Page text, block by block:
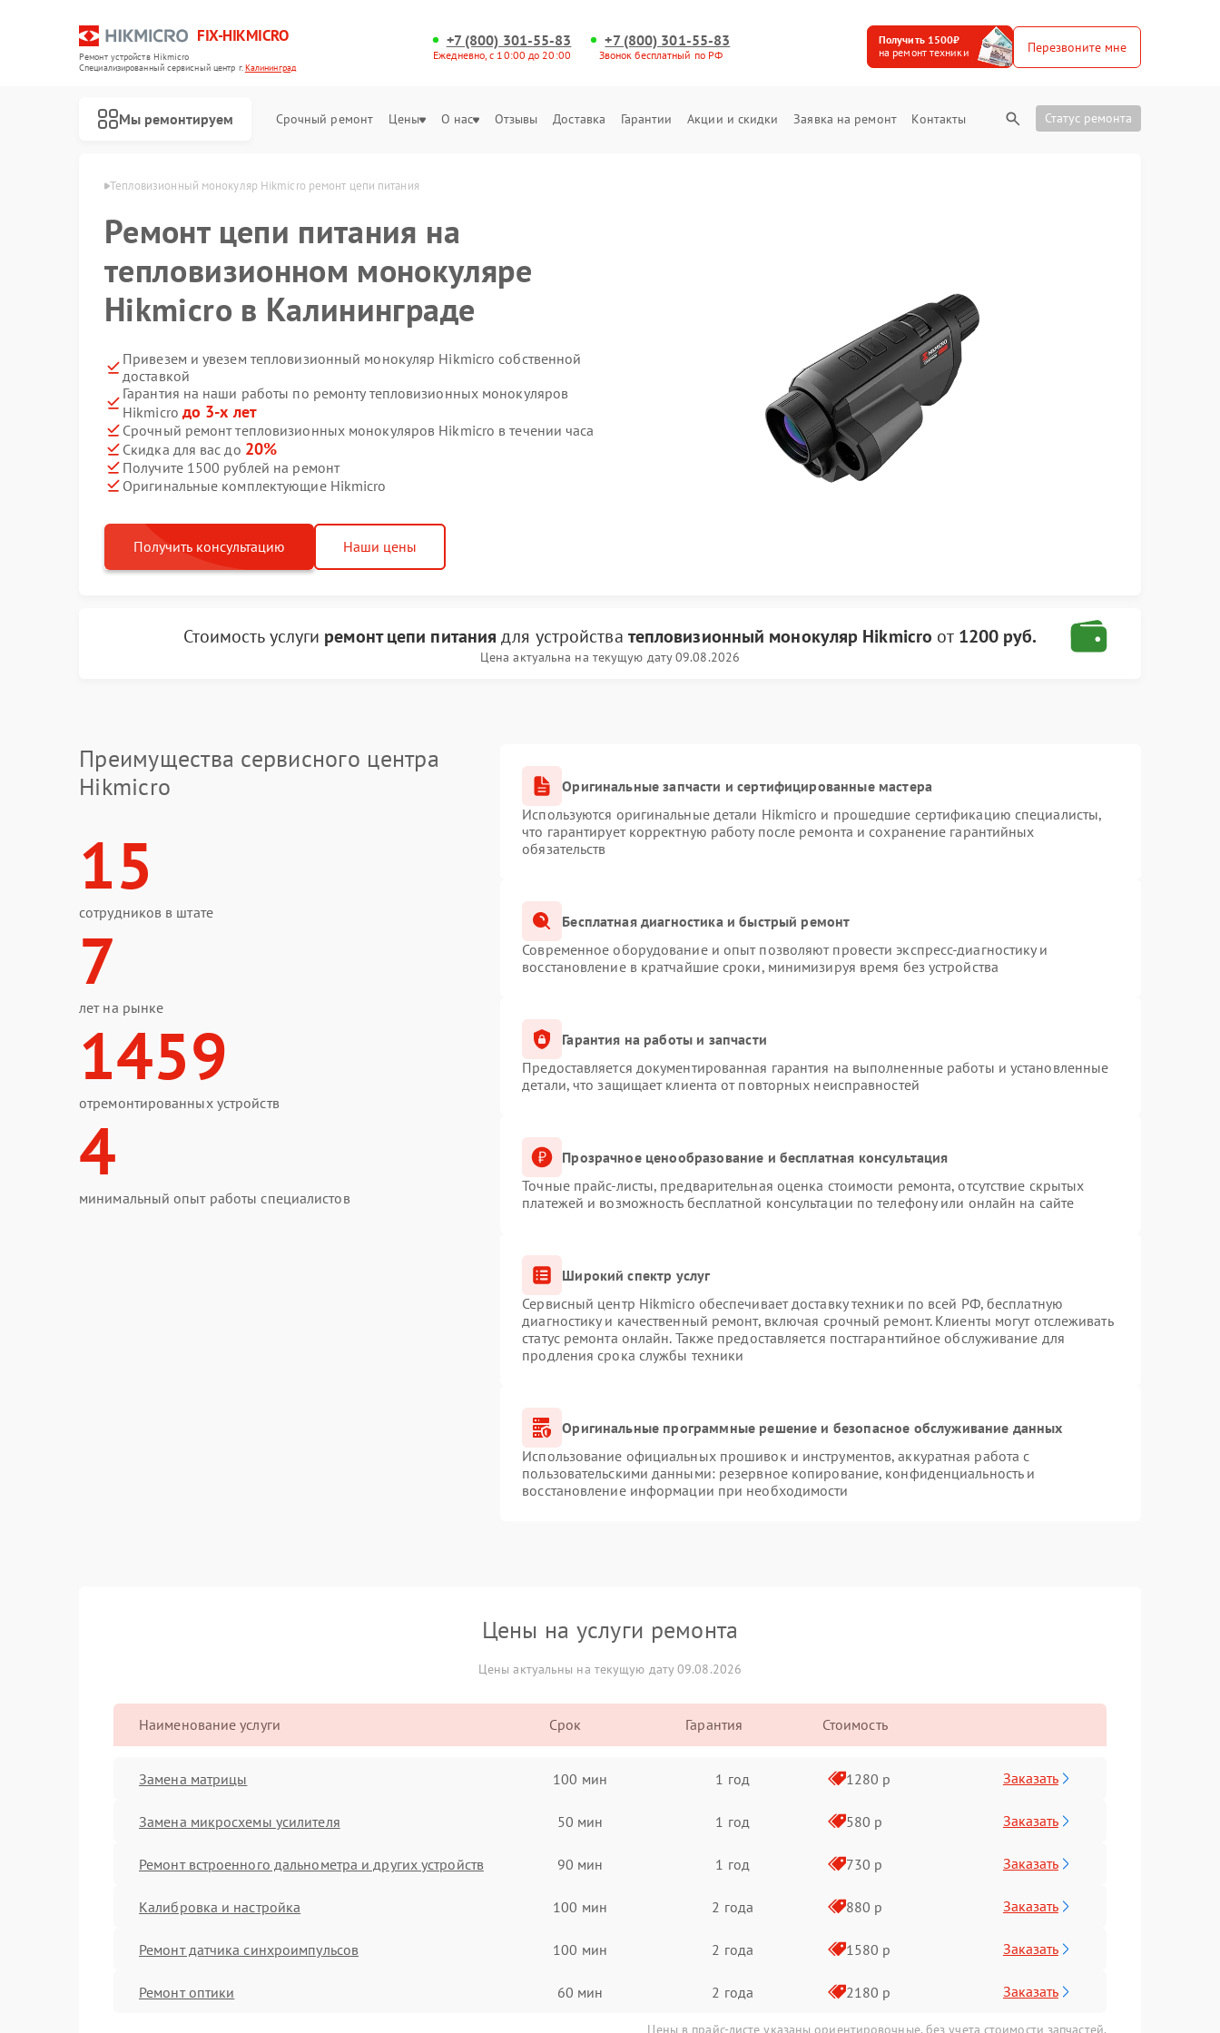
FIX-HIKMICRO
Ремонт устройств Hikmicro
Специализированный cервисный центр г.Калининград
+7 (800) 301-55-83
Ежедневно, с 10:00 до 20:00
+7 (800) 301-55-83
Звонок бесплатный по РФ
Получить 1500₽
на ремонт техники
Перезвоните мне
Мы ремонтируем Срочный ремонт Цены О нас Отзывы Доставка Гарантии Акции и скидки Заявка на ремонт Контакты Статус ремонта
в Калининграде Тепловизионный монокуляр Hikmicro ремонт цепи питания
Ремонт цепи питания на
тепловизионном монокуляре
Hikmicro в Калининграде
Привезем и увезем тепловизионный монокуляр Hikmicro собственной
доставкой
Гарантия на наши работы по ремонту тепловизионных монокуляров
Hikmicro до 3-х лет
Срочный ремонт тепловизионных монокуляров Hikmicro в течении часа
Скидка для вас до 20%
Получите 1500 рублей на ремонт
Оригинальные комплектующие Hikmicro
Получить консультацию Наши цены
Стоимость услуги ремонт цепи питания для устройства тепловизионный монокуляр Hikmicro от 1200 руб.
Цена актуальна на текущую дату 09.08.2026
Преимущества сервисного центра
Hikmicro
15
сотрудников в штате
7
лет на рынке
1459
отремонтированных устройств
4
минимальный опыт работы специалистов
Оригинальные запчасти и сертифицированные мастера
Используются оригинальные детали Hikmicro и прошедшие сертификацию специалисты,
что гарантирует корректную работу после ремонта и сохранение гарантийных
обязательств
Бесплатная диагностика и быстрый ремонт
Современное оборудование и опыт позволяют провести экспресс-диагностику и
восстановление в кратчайшие сроки, минимизируя время без устройства
Гарантия на работы и запчасти
Предоставляется документированная гарантия на выполненные работы и установленные
детали, что защищает клиента от повторных неисправностей
Прозрачное ценообразование и бесплатная консультация
Точные прайс-листы, предварительная оценка стоимости ремонта, отсутствие скрытых
платежей и возможность бесплатной консультации по телефону или онлайн на сайте
Широкий спектр услуг
Сервисный центр Hikmicro обеспечивает доставку техники по всей РФ, бесплатную
диагностику и качественный ремонт, включая срочный ремонт. Клиенты могут отслеживать
статус ремонта онлайн. Также предоставляется постгарантийное обслуживание для
продления срока службы техники
Оригинальные программные решение и безопасное обслуживание данных
Использование официальных прошивок и инструментов, аккуратная работа с
пользовательскими данными: резервное копирование, конфиденциальность и
восстановление информации при необходимости
Цены на услуги ремонта
Цены актуальны на текущую дату 09.08.2026
Наименование услуги Срок Гарантия Стоимость
Замена матрицы 100 мин 1 год 1280 р Заказать
Замена микросхемы усилителя 50 мин 1 год 580 р Заказать
Ремонт встроенного дальнометра и других устройств 90 мин 1 год 730 р Заказать
Калибровка и настройка 100 мин 2 года 880 р Заказать
Ремонт датчика синхроимпульсов 100 мин 2 года 1580 р Заказать
Ремонт оптики 60 мин 2 года 2180 р Заказать
Цены в прайс-листе указаны ориентировочные, без учета стоимости запчастей.